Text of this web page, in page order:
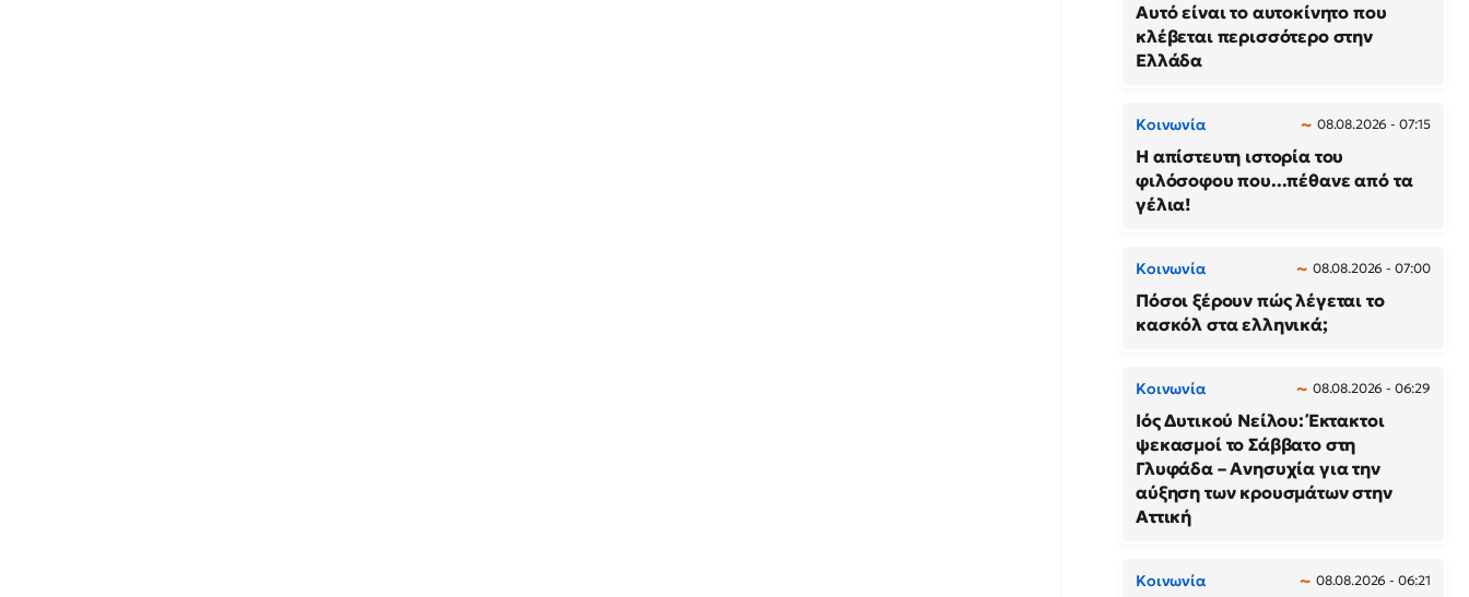
Αυτό είναι το αυτοκίνητο που
κλέβεται περισσότερο στην
Ελλάδα
Κοινωνία 08.08.2026 - 07:15
Η απίστευτη ιστορία του
φιλόσοφου που...πέθανε από τα
γέλια!
Κοινωνία 08.08.2026 - 07:00
Πόσοι ξέρουν πώς λέγεται το
κασκόλ στα ελληνικά;
Κοινωνία 08.08.2026 - 06:29
Ιός Δυτικού Νείλου: Έκτακτοι
ψεκασμοί το Σάββατο στη
Γλυφάδα – Ανησυχία για την
αύξηση των κρουσμάτων στην
Αττική
Κοινωνία 08.08.2026 - 06:21